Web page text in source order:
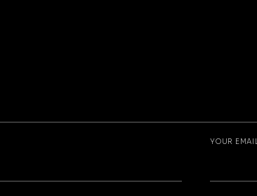
YOUR EMAIL